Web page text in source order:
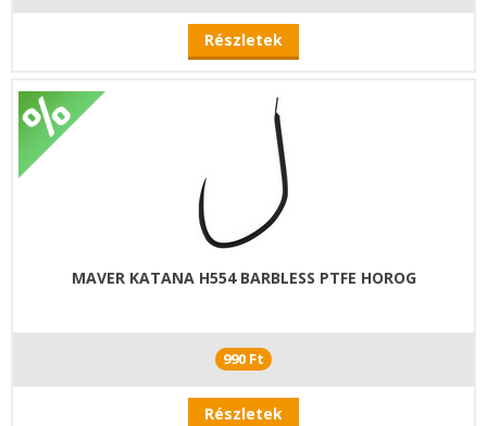
Részletek
MAVER KATANA H554 BARBLESS PTFE HOROG
990 Ft
Részletek